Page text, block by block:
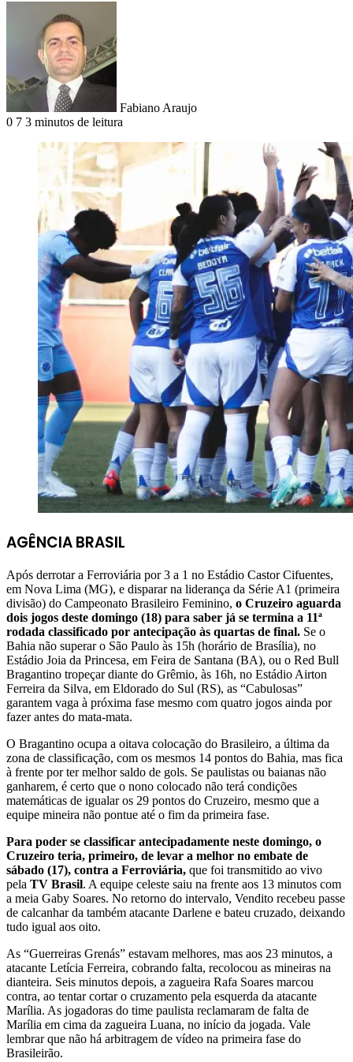
Fabiano Araujo
0 7 3 minutos de leitura
AGÊNCIA BRASIL
Após derrotar a Ferroviária por 3 a 1 no Estádio Castor Cifuentes,
em Nova Lima (MG), e disparar na liderança ​da Série A1 (primeira
divisão) do Campeonato Brasileiro Feminino, o Cruzeiro aguarda
dois jogos deste domingo (18) para saber já se termina a 11ª
rodada classificado por antecipação às quartas de final. Se o
Bahia não superar o São Paulo às 15h (horário de Brasília), no
Estádio Joia da Princesa, em Feira de Santana (BA), ou o Red Bull
Bragantino tropeçar diante do Grêmio, às 16h, no Estádio Airton
Ferreira da Silva, em Eldorado do Sul (RS), as “Cabulosas”
garantem vaga à próxima fase mesmo com quatro jogos ainda por
fazer antes do mata-mata.
O Bragantino ocupa a oitava colocação do Brasileiro, a última da
zona de classificação, com os mesmos 14 pontos do Bahia, mas fica
à frente por ter melhor saldo de gols. Se paulistas ou baianas não
ganharem, é certo que o nono colocado não terá condições
matemáticas de igualar os 29 pontos do Cruzeiro, mesmo que a
equipe mineira não pontue até o fim da primeira fase.
Para poder se classificar antecipadamente neste domingo, o
Cruzeiro teria, primeiro, de levar a melhor no embate de
sábado (17), contra a Ferroviária, que foi transmitido ao vivo
pela TV Brasil. A equipe celeste saiu na frente aos 13 minutos com
a meia Gaby Soares. No retorno do intervalo, Vendito recebeu passe
de calcanhar da também atacante Darlene e bateu cruzado, deixando
tudo igual aos oito.
As “Guerreiras Grenás” estavam melhores, mas aos 23 minutos, a
atacante Letícia Ferreira, cobrando falta, recolocou as mineiras na
dianteira. Seis minutos depois, a zagueira Rafa Soares marcou
contra, ao tentar cortar o cruzamento pela esquerda da atacante
Marília. As jogadoras do time paulista reclamaram de falta de
Marília em cima da zagueira Luana, no início da jogada. Vale
lembrar que não há arbitragem de vídeo na primeira fase do
Brasileirão.